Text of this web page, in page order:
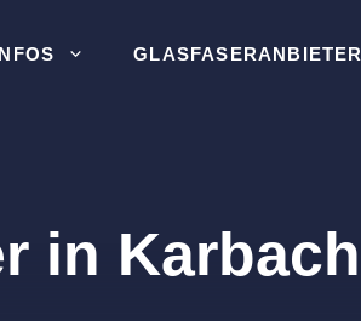
GLASFASERANBIETER
in Karbach